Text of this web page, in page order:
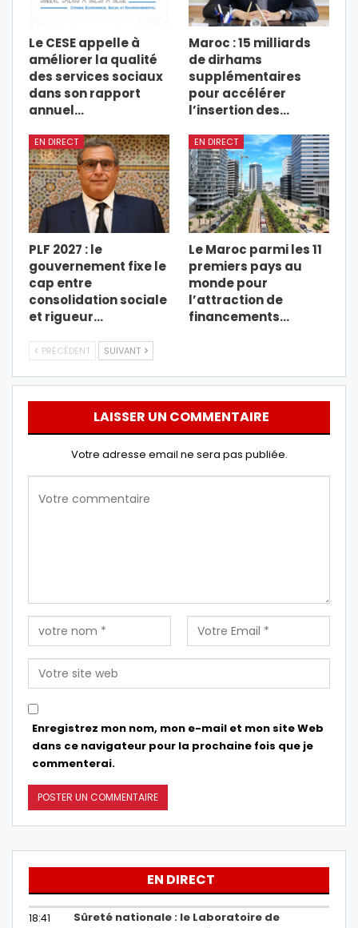
Le CESE appelle à
améliorer la qualité
des services sociaux
dans son rapport
annuel…
Maroc : 15 milliards
de dirhams
supplémentaires
pour accélérer
l’insertion des…
EN DIRECT
PLF 2027 : le
gouvernement fixe le
cap entre
consolidation sociale
et rigueur…
EN DIRECT
Le Maroc parmi les 11
premiers pays au
monde pour
l’attraction de
financements…
PRÉCÉDENT SUIVANT
LAISSER UN COMMENTAIRE
Votre adresse email ne sera pas publiée.
Enregistrez mon nom, mon e-mail et mon site Web
dans ce navigateur pour la prochaine fois que je
commenterai.
EN DIRECT
18:41
Sûreté nationale : le Laboratoire de